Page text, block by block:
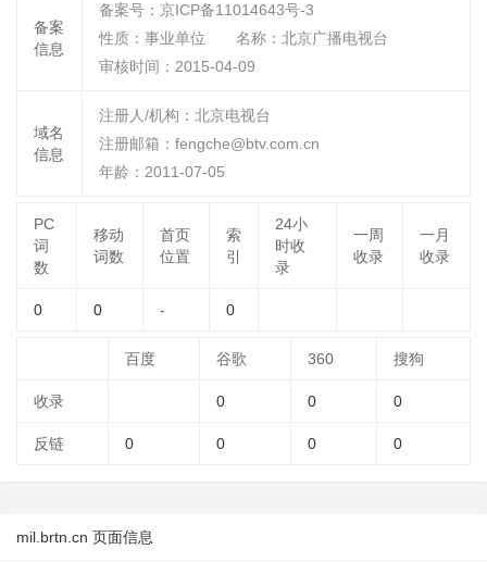
备案
信息
备案号：京ICP备11014643号-3
性质： 事业单位 名称： 北京广播电视台
审核时间： 2015-04-09
域名
信息
注册人/机构：北京电视台
注册邮箱：fengche@btv.com.cn
年龄：2011-07-05
PC
词
数
移动
词数
首页
位置
索
引
24小
时收
录
一周
收录
一月
收录
0 0 - 0
百度 谷歌 360 搜狗
收录 0 0 0
反链 0 0 0 0
mil.brtn.cn 页面信息